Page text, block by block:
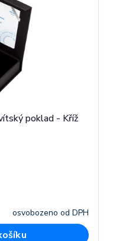
poklad - Kříž
osvobozeno od DPH